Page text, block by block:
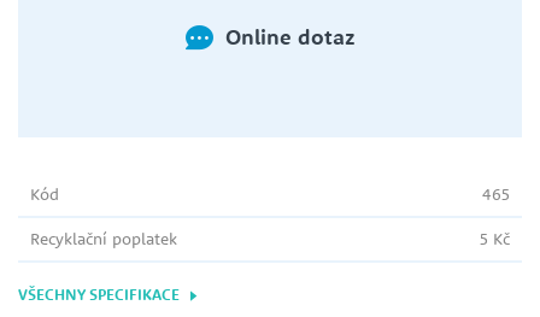
Online dotaz
Kód 465
Recyklační poplatek 5 Kč
VŠECHNY SPECIFIKACE